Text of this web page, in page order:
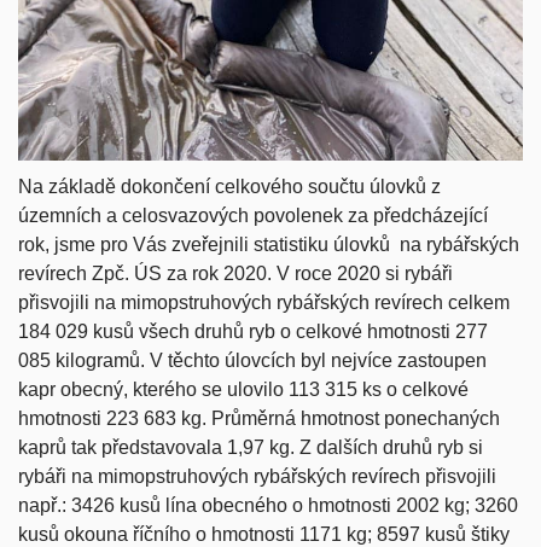
Na základě dokončení celkového součtu úlovků z
územních a celosvazových povolenek za předcházející
rok, jsme pro Vás zveřejnili statistiku úlovků na rybářských
revírech Zpč. ÚS za rok 2020. V roce 2020 si rybáři
přisvojili na mimopstruhových rybářských revírech celkem
184 029 kusů všech druhů ryb o celkové hmotnosti 277
085 kilogramů. V těchto úlovcích byl nejvíce zastoupen
kapr obecný, kterého se ulovilo 113 315 ks o celkové
hmotnosti 223 683 kg. Průměrná hmotnost ponechaných
kaprů tak představovala 1,97 kg. Z dalších druhů ryb si
rybáři na mimopstruhových rybářských revírech přisvojili
např.: 3426 kusů lína obecného o hmotnosti 2002 kg; 3260
kusů okouna říčního o hmotnosti 1171 kg; 8597 kusů štiky